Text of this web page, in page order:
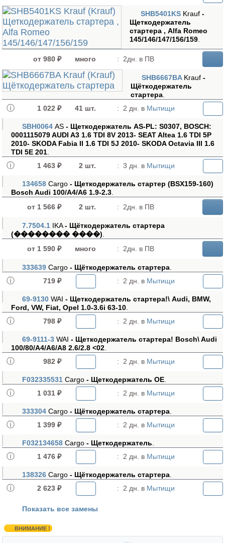
SHB5401KS Krauf -
Щеткодержатель
стартера , Alfa Romeo
145/146/147/156/159.
от 980 ₽ много : 2дн. в ПВ
SHB6667BA Krauf-
Щёткодержатель
стартера
1 022 ₽
41 шт. : 2 дн. в Мытищи
SBH0064 AS - Щеткодержатель AS-PL: S0307, BOSCH:
0001115079 AUDI A3 1.6 TDI 8V 2013- SEAT Altea 1.6 TDI 5P
2010- SKODA Fabia II 1.6 TDI 5J 2010- SKODA Octavia III 1.6
TDI 5E 201
1 463 ₽
2 шт. : 3 дн. в Мытищи
134658 Cargo - Щеткодержатель стартер (BSX159-160)
Bosch Audi 100/A4/A6 1.9-2.3
от 1 566 ₽
2 шт. : 2дн. в ПВ
7.7504.1 IKA- Щёткодержатель стартера
(�������� ����)
от 1 590 ₽
много : 2дн. в ПВ
333639 Cargo - Щёткодержатель стартера
719 ₽
: 2 дн. в Мытищи
69-9130 WAI - Щеткодержатель стартера!\ Audi, BMW,
Ford, VW, Fiat, Opel 1.0-3.6i 63-10
798 ₽
: 2 дн. в Мытищи
69-9111-3 WAI - Щеткодержатель стартера! Bosch\ Audi
100/80/A4/A6/A8 2.6/2.8 <02
982 ₽
: 2 дн. в Мытищи
F032335531 Cargo - Щеткодержатель OE
1 031 ₽
: 2 дн. в Мытищи
333304 Cargo - Щёткодержатель стартера
1 399 ₽
: 2 дн. в Мытищи
F032134658 Cargo - Щеткодержатель
1 476 ₽
: 2 дн. в Мытищи
138326 Cargo - Щёткодержатель стартера
2 623 ₽
: 2 дн. в Мытищи
Показать все замены
ВНИМАНИЕ !